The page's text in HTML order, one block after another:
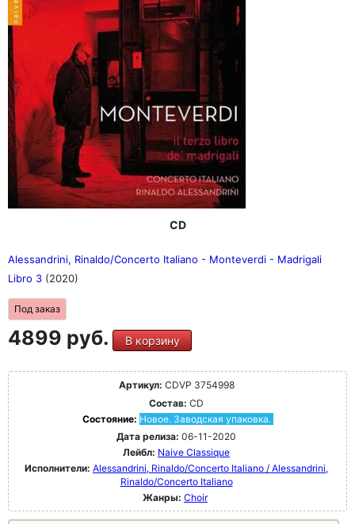
CD
Alessandrini, Rinaldo/Concerto Italiano - Monteverdi - Madrigali
Libro 3 (2020)
Под заказ
4899 руб. В корзину
Артикул: CDVP 3754998
Состав: CD
Состояние: Новое. Заводская упаковка.
Дата релиза: 06-11-2020
Лейбл: Naive Classique
Исполнители: Alessandrini, Rinaldo/Concerto Italiano / Alessandrini,
Rinaldo/Concerto Italiano
Жанры: Choir